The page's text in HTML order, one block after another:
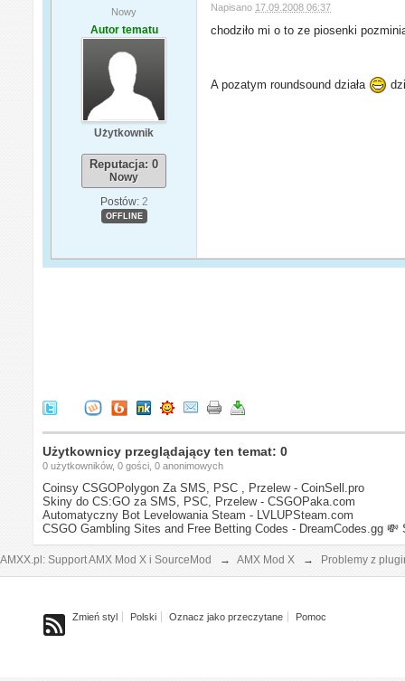
Nowy
Autor tematu
Użytkownik
Reputacja: 0
Nowy
Postów: 2
OFFLINE
Napisano 17.09.2008 06:37
chodziło mi o to ze piosenki
A pozatym roundsound działa
Użytkownicy przeglądający ten temat: 0
0 użytkowników, 0 gości, 0 anonimowych
Coinsy CSGOPolygon Za SMS, PSC , Przelew - CoinSell.pro
Skiny do CS:GO za SMS, PSC, Przelew - CSGOPaka.com
Automatyczny Bot Levelowania Steam - LVLUPSteam.com
CSGO Gambling Sites and Free Betting Codes - DreamCodes.gg 💸
AMXX.pl: Support AMX Mod X i SourceMod → AMX Mod X → Problemy z
Zmień styl Polski Oznacz jako przeczytane Pomoc